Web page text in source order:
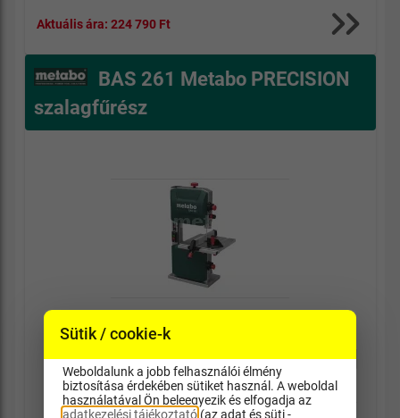
Aktuális ára: 224 790 Ft
BAS 261 Metabo PRECISION
szalagfűrész
Vágásmagasság: 305/205 mm
Sütik / cookie-k
Weboldalunk a jobb felhasználói élmény
biztosítása érdekében sütiket használ. A weboldal
használatával Ön beleegyezik és elfogadja az
adatkezelési tájékoztató (az adat és süti -